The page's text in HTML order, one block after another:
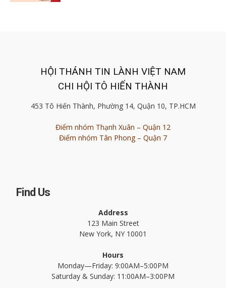
HỘI THÁNH TIN LÀNH VIỆT NAM
CHI HỘI TÔ HIẾN THÀNH
453 Tô Hiến Thành, Phường 14, Quận 10, TP.HCM
Điểm nhóm Thạnh Xuân – Quận 12
Điểm nhóm Tân Phong – Quận 7
Find Us
Address
123 Main Street
New York, NY 10001
Hours
Monday—Friday: 9:00AM–5:00PM
Saturday & Sunday: 11:00AM–3:00PM